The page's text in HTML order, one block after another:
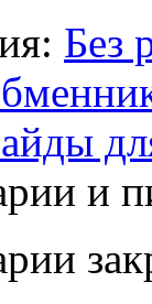
Без
и